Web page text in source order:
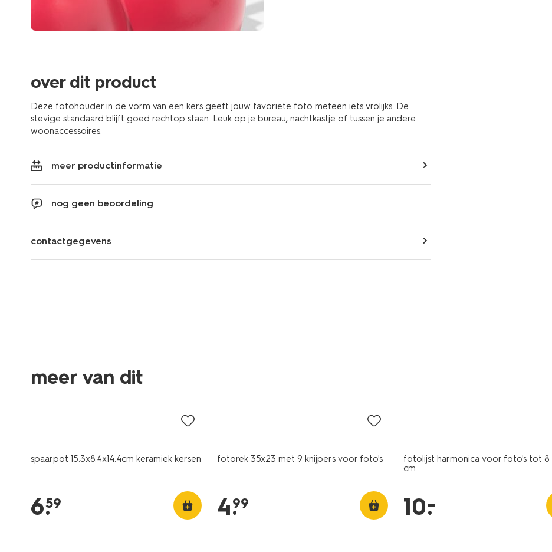
over dit product
Deze fotohouder in de vorm van een kers geeft jouw favoriete foto meteen iets vrolijks. De
stevige standaard blijft goed rechtop staan. Leuk op je bureau, nachtkastje of tussen je andere
woonaccessoires.
meer productinformatie
nog geen beoordeling
contactgegevens
meer van dit
spaarpot 15.3x8.4x14.4cm keramiek kersen
6.
59
fotorek 35x23 met 9 knijpers voor foto's
4.
99
fotolijst harmonica voor foto's tot 8
cm
10.
–